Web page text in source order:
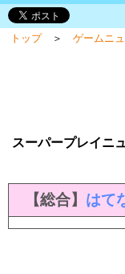
トップ＞ ゲームニ
スーパープレイニ
【総合】 はて